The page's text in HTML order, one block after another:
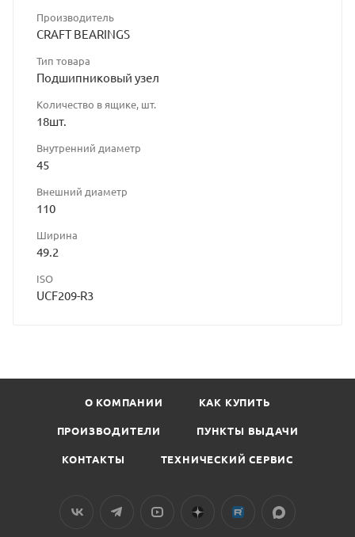
Производитель
CRAFT BEARINGS
Тип товара
Подшипниковый узел
Количество в ящике, шт.
18шт.
Внутренний диаметр
45
Внешний диаметр
110
Ширина
49.2
ISO
UCF209-R3
О КОМПАНИИ КАК КУПИТЬ
ПРОИЗВОДИТЕЛИ ПУНКТЫ ВЫДАЧИ
КОНТАКТЫ ТЕХНИЧЕСКИЙ СЕРВИС